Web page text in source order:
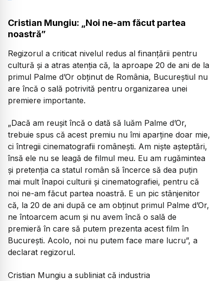
Cristian Mungiu: „Noi ne-am făcut partea
noastră”
Regizorul a criticat nivelul redus al finanțării pentru
cultură și a atras atenția că, la aproape 20 de ani de la
primul Palme d’Or obținut de România, Bucureștiul nu
are încă o sală potrivită pentru organizarea unei
premiere importante.
„Dacă am reușit încă o dată să luăm Palme d’Or,
trebuie spus că acest premiu nu îmi aparține doar mie,
ci întregii cinematografii românești. Am niște așteptări,
însă ele nu se leagă de filmul meu. Eu am rugămintea
și pretenția ca statul român să încerce să dea puțin
mai mult înapoi culturii și cinematografiei, pentru că
noi ne-am făcut partea noastră. E un pic stânjenitor
că, la 20 de ani după ce am obținut primul Palme d’Or,
ne întoarcem acum și nu avem încă o sală de
premieră în care să putem prezenta acest film în
București. Acolo, noi nu putem face mare lucru”, a
declarat regizorul.
Cristian Mungiu a subliniat că industria